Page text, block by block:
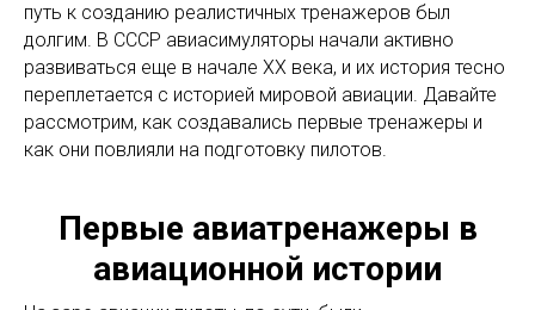
путь к созданию реалистичных тренажеров был
долгим. В СССР авиасимуляторы начали активно
развиваться еще в начале XX века, и их история тесно
переплетается с историей мировой авиации. Давайте
рассмотрим, как создавались первые тренажеры и
как они повлияли на подготовку пилотов.
Первые авиатренажеры в
авиационной истории